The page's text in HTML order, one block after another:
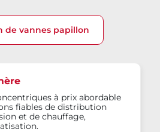
de vannes papillon
à prix abordable
fiables de distribution
et de chauffage,